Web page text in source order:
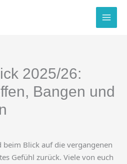
2025/26:
Bangen und
Blick auf die vergangenen
Gefühl zurück. Viele von euch